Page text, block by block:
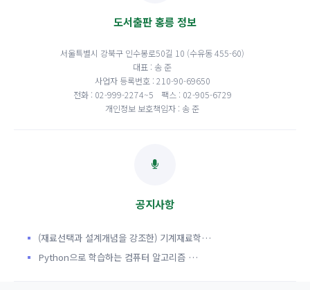
도서출판 홍릉 정보
서울특별시 강북구 인수봉로50길 10 (수유동 455-60)
대표 : 송 준
사업자 등록번호 : 210-90-69650
전화 : 02-999-2274~5
팩스 : 02-905-6729
개인정보 보호책임자 : 송 준
공지사항
(재료선택과 설계개념을 강조한) 기계재료학…
Python으로 학습하는 컴퓨터 알고리즘 …